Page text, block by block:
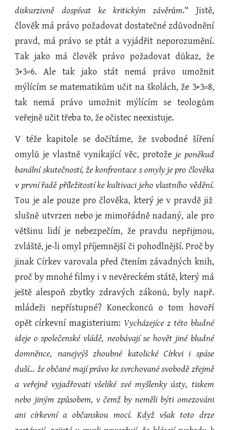
diskurzivně dospívat ke kritickým závěrům.“ Jistě,
člověk má právo požadovat dostatečné zdůvodnění
pravd, má právo se ptát a vyjádřit neporozumění.
Tak jako má člověk právo požadovat důkaz, že
3+3=6. Ale tak jako stát nemá právo umožnit
mýlícím se matematikům učit na školách, že 3+3=8,
tak nemá právo umožnit mýlícím se teologům
veřejně učit třeba to, že očistec neexistuje.
V téže kapitole se dočítáme, že svobodné šíření
omylů je vlastně vynikající věc, protože je poněkud
banální skutečností, že konfrontace s omyly je pro člověka
v první řadě příležitostí ke kultivaci jeho vlastního vědění.
Tou je ale pouze pro člověka, který je v pravdě již
slušně utvrzen nebo je mimořádně nadaný, ale pro
většinu lidí je nebezpečím, že pravdu nepřijmou,
zvláště, je-li omyl příjemnější či pohodlnější. Proč by
jinak Církev varovala před čtením závadných knih,
proč by mnohé filmy i v nevěreckém státě, který má
ještě alespoň zbytky zdravých zákonů, byly např.
mládeži nepřístupné? Koneckonců o tom hovoří
opět církevní magisterium: Vycházejíce z této bludné
ideje o společenské vládě, neobávají se hovět jiné bludné
domněnce, nanejvýš zhoubné katolické Církvi i spáse
duší… že občané mají právo ke svrchované svobodě zřejmě
a veřejně vyjadřovati všeliké své myšlenky ústy, tiskem
nebo jiným způsobem, v čemž by neměli býti omezováni
ani církevní a občanskou mocí. Když však toto drze